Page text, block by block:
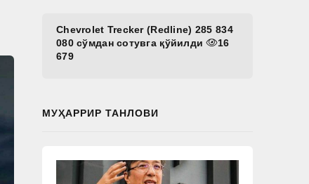
Chevrolet Trecker (Redline) 285 834
080 сўмдан сотувга қўйилди
16
679
МУҲАРРИР ТАНЛОВИ